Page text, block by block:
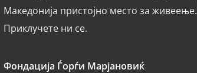
Македонија пристојно место за живеење.
Приклучете ни се.
Фондација Ѓорѓи Марјановиќ